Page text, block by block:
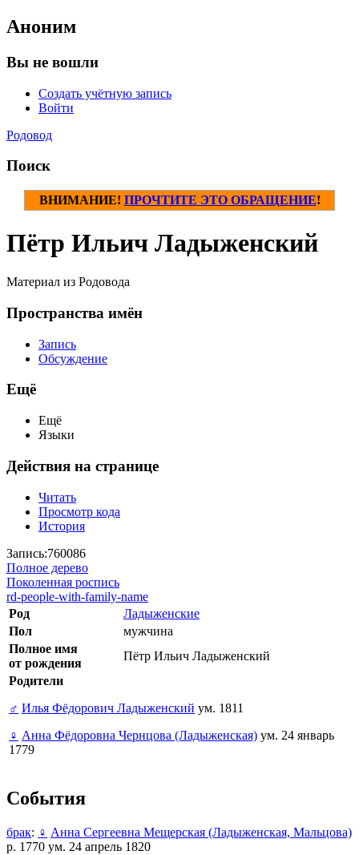
Аноним
Вы не вошли
Создать учётную запись
Войти
Родовод
Поиск
ВНИМАНИЕ! ПРОЧТИТЕ ЭТО ОБРАЩЕНИЕ!
Пётр Ильич Ладыженский
Материал из Родовода
Пространства имён
Запись
Обсуждение
Ещё
Ещё
Языки
Действия на странице
Читать
Просмотр кода
История
Запись:760086
Полное дерево
Поколенная роспись
rd-people-with-family-name
Род
Ладыженские
Пол
мужчина
Полное имя
от рождения
Пётр Ильич Ладыженский
Родители
♂ Илья Фёдорович Ладыженский ум. 1811
♀ Анна Фёдоровна Чернцова (Ладыженская) ум. 24 январь
1779
События
брак: ♀ Анна Сергеевна Мещерская (Ладыженская, Мальцова)
р. 1770 ум. 24 апрель 1820